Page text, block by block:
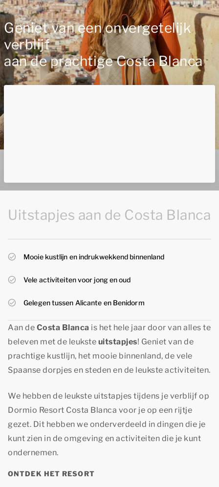
Geniet van een onvergetelijk
verblijf
aan de prachtige Costa Blanca
Uitstapjes aan de Costa Blanca
Mooie kustlijn en indrukwekkend binnenland
Vele activiteiten voor jong en oud
Gelegen tussen Alicante en Benidorm
Aan de Costa Blanca is het hele jaar door van alles te
beleven met de leukste uitstapjes! Geniet van de
prachtige kustlijn, het mooie binnenland, de vele
Spaanse dorpjes en steden en de leukste activiteiten.
We hebben de leukste uitstapjes tijdens je verblijf op
Dormio Resort Costa Blanca voor je op een rijtje
gezet. Dit hebben we onderverdeeld in dingen die je
kunt zien in de omgeving en activiteiten die je kunt
ondernemen.
ONTDEK HET RESORT